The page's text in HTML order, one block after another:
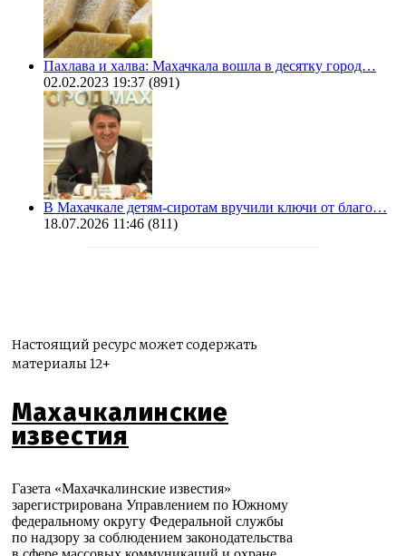
Пахлава и халва: Махачкала вошла в десятку город…
02.02.2023 19:37 (891)
В Махачкале детям-сиротам вручили ключи от благо…
18.07.2026 11:46 (811)
Настоящий ресурс может содержать
материалы 12+
Махачкалинские
известия
Газета «Махачкалинские известия»
зарегистрирована Управлением по Южному
федеральному округу Федеральной службы
по надзору за соблюдением законодательства